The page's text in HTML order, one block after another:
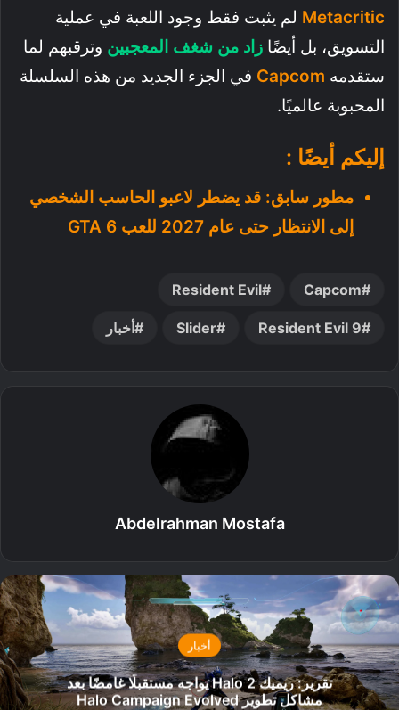
Metacritic لم يثبت فقط وجود اللعبة في عملية
التسويق، بل أيضًا زاد من شغف المعجبين وترقبهم لما
ستقدمه Capcom في الجزء الجديد من هذه السلسلة
المحبوبة عالميًا.
إليكم أيضًا :
مطور سابق: قد يضطر لاعبو الحاسب الشخصي
إلى الانتظار حتى عام 2027 للعب GTA 6
Capcom
Resident Evil
Resident Evil 9
Slider أخبار
Abdelrahman Mostafa
أخبار
تقرير: ريميك Halo 2 يواجه مستقبلًا غامضًا بعد
مشاكل تطوير Halo Campaign Evolved